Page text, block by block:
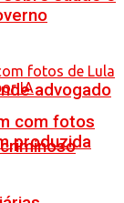
advogado
com fotos
produzida